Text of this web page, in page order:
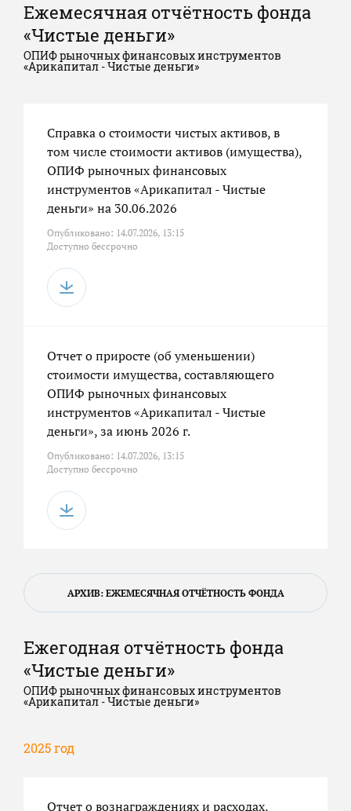
Ежемесячная отчётность фонда
«Чистые деньги»
ОПИФ рыночных финансовых инструментов
«Арикапитал - Чистые деньги»
Справка о стоимости чистых активов, в
том числе стоимости активов (имущества),
ОПИФ рыночных финансовых
инструментов «Арикапитал - Чистые
деньги» на 30.06.2026
Опубликовано: 14.07.2026, 13:15
Доступно бессрочно
Отчет о приросте (об уменьшении)
стоимости имущества, составляющего
ОПИФ рыночных финансовых
инструментов «Арикапитал - Чистые
деньги», за июнь 2026 г.
Опубликовано: 14.07.2026, 13:15
Доступно бессрочно
АРХИВ: ЕЖЕМЕСЯЧНАЯ ОТЧЁТНОСТЬ ФОНДА
Ежегодная отчётность фонда
«Чистые деньги»
ОПИФ рыночных финансовых инструментов
«Арикапитал - Чистые деньги»
2025 год
Отчет о вознаграждениях и расходах,